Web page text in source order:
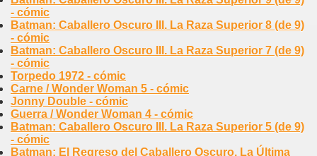
- cómic
Batman: Caballero Oscuro III. La Raza Superior 8 (de 9)
- cómic
Batman: Caballero Oscuro III. La Raza Superior 7 (de 9)
- cómic
Torpedo 1972 - cómic
Carne / Wonder Woman 5 - cómic
Jonny Double - cómic
Guerra / Wonder Woman 4 - cómic
Batman: Caballero Oscuro III. La Raza Superior 5 (de 9)
- cómic
Batman: El Regreso del Caballero Oscuro. La Última